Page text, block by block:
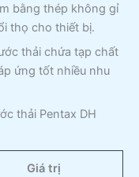
bằng thép không gỉ
thọ cho thiết bị.
thải chứa tạp chất
ứng tốt nhiều nhu
thải Pentax DH
Giá trị